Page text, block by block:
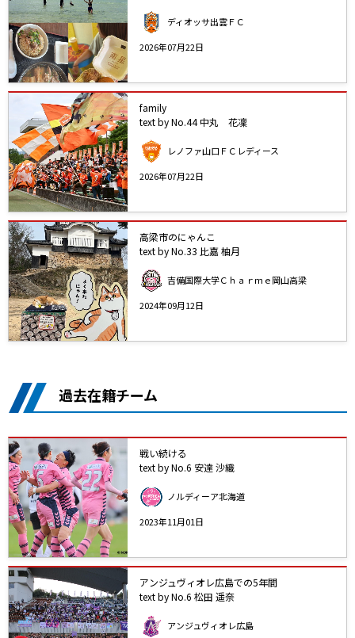
ディオッサ出雲ＦＣ
2026年07月22日
family
text by No.44 中丸 花凜
レノファ山口ＦＣレディース
2026年07月22日
高梁市のにゃんこ
text by No.33 比嘉 柚月
吉備国際大学Ｃｈａｒｍｅ岡山高梁
2024年09月12日
過去在籍チーム
戦い続ける
text by No.6 安達 沙織
ノルディーア北海道
2023年11月01日
アンジュヴィオレ広島での5年間
text by No.6 松田 遥奈
アンジュヴィオレ広島